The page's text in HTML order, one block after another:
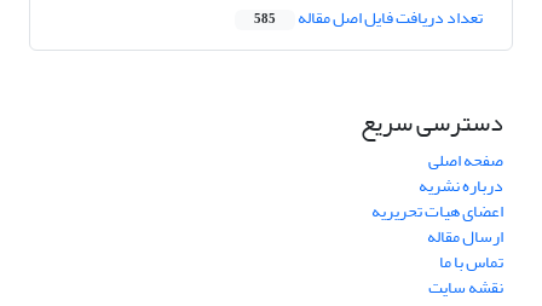
تعداد دریافت فایل اصل مقاله 585
دسترسی سریع
صفحه اصلی
درباره نشریه
اعضای هیات تحریریه
ارسال مقاله
تماس با ما
نقشه سایت